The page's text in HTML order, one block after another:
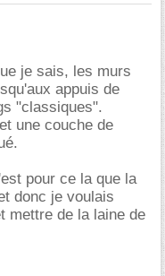
je sais, les murs
appuis de
"classiques".
une couche de
pour ce la que la
donc je voulais
mettre de la laine de